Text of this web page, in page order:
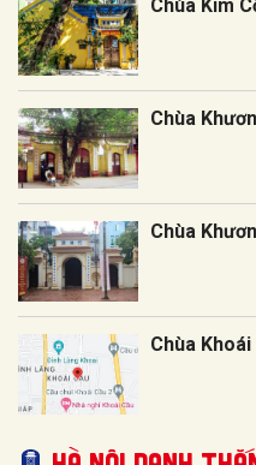
Chùa Kim
Chùa
Chùa
Chùa